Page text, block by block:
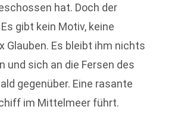
hat. Doch der
gibt kein Motiv, keine
Es bleibt ihm nichts
und sich an die Fersen des
gegenüber. Eine rasante
im Mittelmeer führt.